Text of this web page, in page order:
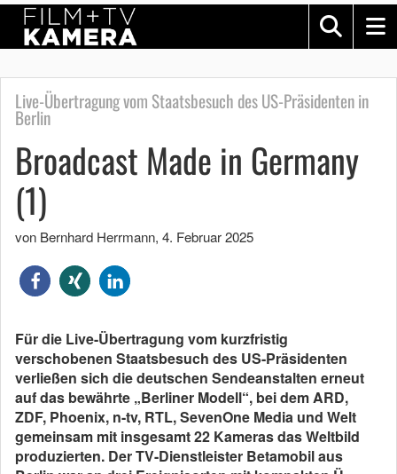
Live-Übertragung vom Staatsbesuch des US-Präsidenten in
Berlin
Broadcast Made in Germany
(1)
von Bernhard Herrmann, 4. Februar 2025
Für die Live-Übertragung vom kurzfristig
verschobenen Staatsbesuch des US-Präsi­denten
verließen sich die deutschen Sendeanstalten erneut
auf das bewährte „Berliner Modell“, bei dem ARD,
ZDF, Phoenix, n-tv, RTL, SevenOne Media und Welt
gemeinsam mit insgesamt 22 Kameras das Weltbild
produzierten. Der TV-Dienst­leister Betamobil aus